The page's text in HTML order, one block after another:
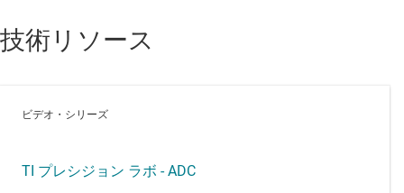
技術リソース
ビデオ・シリーズ
TI プレシジョン ラボ - ADC